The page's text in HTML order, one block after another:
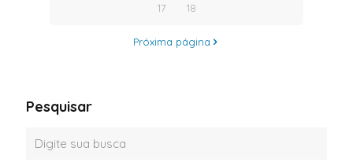
17 18
Próxima página
Pesquisar